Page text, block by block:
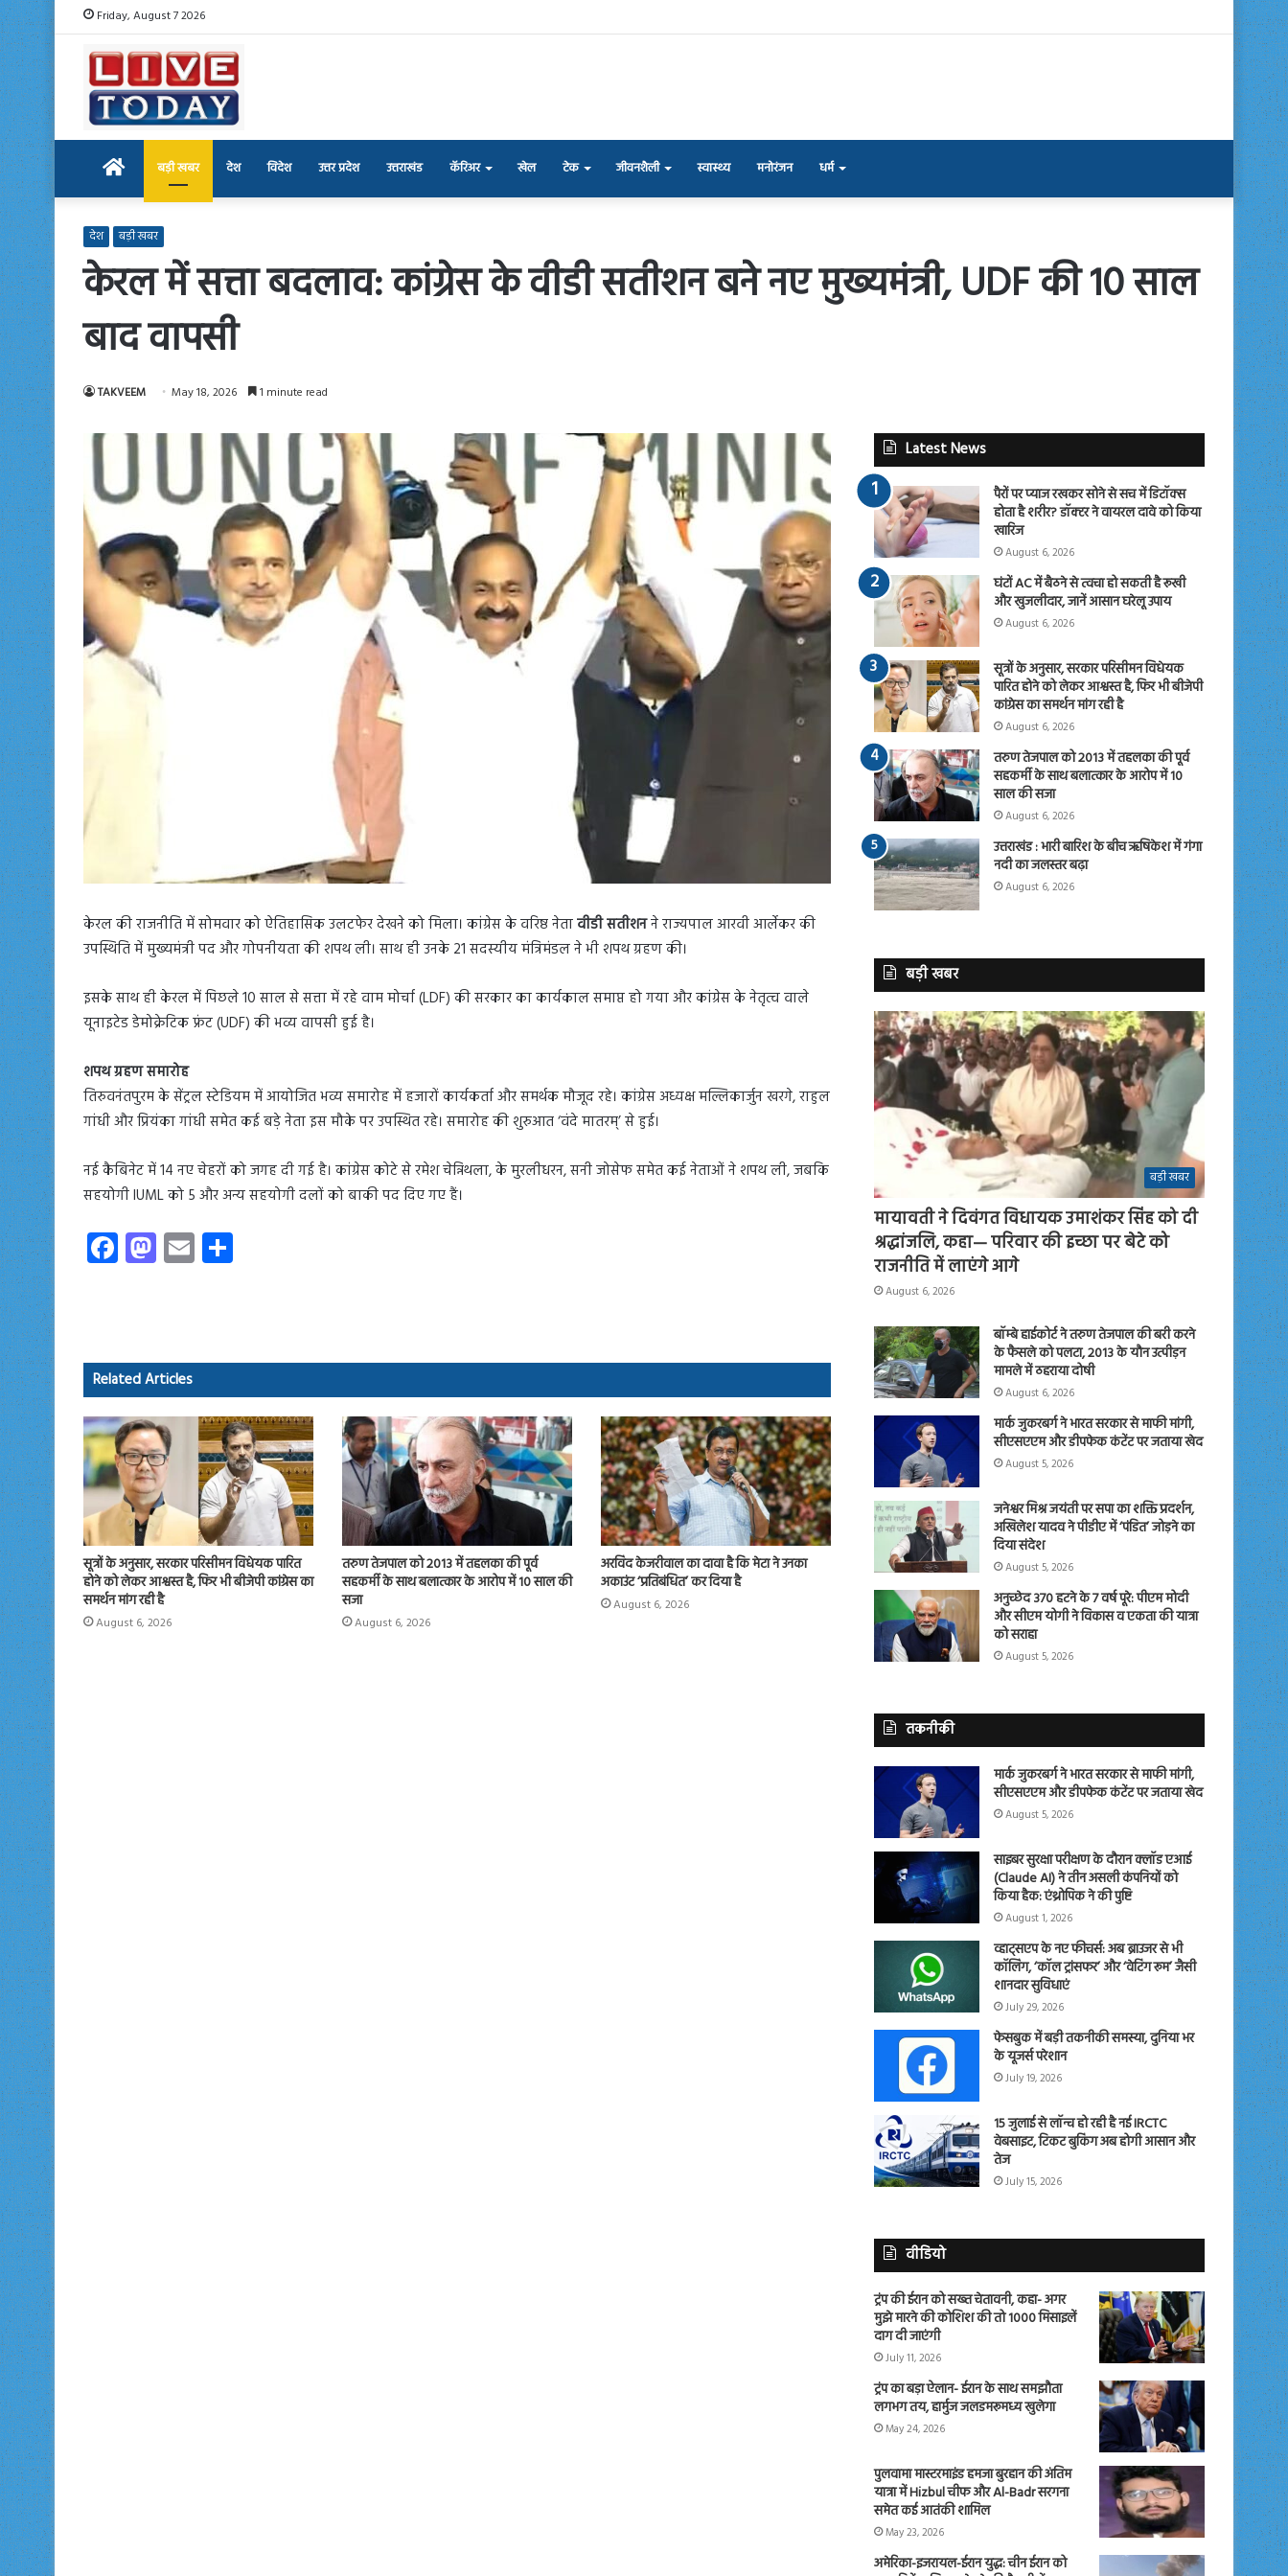
Friday, August 7 2026
Home बड़ी खबर देश विदेश उत्तर प्रदेश उत्तराखंड कॅरिअर खेल टेक जीवनशैली स्वास्थ्य मनोरंजन धर्म
देश बड़ी खबर
केरल में सत्ता बदलाव: कांग्रेस के वीडी सतीशन बने नए मुख्यमंत्री, UDF की 10 साल
बाद वापसी
TAKVEEM May 18, 2026 1 minute read
केरल की राजनीति में सोमवार को ऐतिहासिक उलटफेर देखने को मिला। कांग्रेस के वरिष्ठ नेतावीडी सतीशनने राज्यपाल आरवी आर्लेकर की
उपस्थिति में मुख्यमंत्री पद और गोपनीयता की शपथ ली। साथ ही उनके 21 सदस्यीय मंत्रिमंडल ने भी शपथ ग्रहण की।
इसके साथ ही केरल में पिछले 10 साल से सत्ता में रहे वाम मोर्चा (LDF) की सरकार का कार्यकाल समाप्त हो गया और कांग्रेस के नेतृत्व वाले
यूनाइटेड डेमोक्रेटिक फ्रंट (UDF) की भव्य वापसी हुई है।
शपथ ग्रहण समारोह
तिरुवनंतपुरम के सेंट्रल स्टेडियम में आयोजित भव्य समारोह में हजारों कार्यकर्ता और समर्थक मौजूद रहे। कांग्रेस अध्यक्ष मल्लिकार्जुन खरगे, राहुल
गांधी और प्रियंका गांधी समेत कई बड़े नेता इस मौके पर उपस्थित रहे। समारोह की शुरुआत ‘वंदे मातरम्’ से हुई।
नई कैबिनेट में 14 नए चेहरों को जगह दी गई है। कांग्रेस कोटे से रमेश चेन्निथला, के मुरलीधरन, सनी जोसेफ समेत कई नेताओं ने शपथ ली, जबकि
सहयोगी IUML को 5 और अन्य सहयोगी दलों को बाकी पद दिए गए हैं।
Fa
ce
ok
M
as
o
n
E
m
Related Articles
सूत्रों के अनुसार, सरकार परिसीमन विधेयक पारित
होने को लेकर आश्वस्त है, फिर भी बीजेपी कांग्रेस का
समर्थन मांग रही है
August 6, 2026
तरुण तेजपाल को 2013 में तहलका की पूर्व
सहकर्मी के साथ बलात्कार के आरोप में 10 साल की
सजा
August 6, 2026
अरविंद केजरीवाल का दावा है कि मेटा ने उनका
अकाउंट ‘प्रतिबंधित’ कर दिया है
August 6, 2026
Latest News
पैरों पर प्याज रखकर सोने से सच में डिटॉक्स
होता है शरीर? डॉक्टर ने वायरल दावे को किया
खारिज
August 6, 2026
घंटों AC में बैठने से त्वचा हो सकती है रूखी
और खुजलीदार, जानें आसान घरेलू उपाय
August 6, 2026
सूत्रों के अनुसार, सरकार परिसीमन विधेयक
पारित होने को लेकर आश्वस्त है, फिर भी बीजेपी
कांग्रेस का समर्थन मांग रही है
August 6, 2026
तरुण तेजपाल को 2013 में तहलका की पूर्व
सहकर्मी के साथ बलात्कार के आरोप में 10
साल की सजा
August 6, 2026
उत्तराखंड : भारी बारिश के बीच ऋषिकेश में गंगा
नदी का जलस्तर बढ़ा
August 6, 2026
बड़ी खबर
बड़ी खबर
मायावती ने दिवंगत विधायक उमाशंकर सिंह को दी
श्रद्धांजलि, कहा— परिवार की इच्छा पर बेटे को
राजनीति में लाएंगे आगे
August 6, 2026
बॉम्बे हाईकोर्ट ने तरुण तेजपाल की बरी करने
के फैसले को पलटा, 2013 के यौन उत्पीड़न
मामले में ठहराया दोषी
August 6, 2026
मार्क जुकरबर्ग ने भारत सरकार से माफी मांगी,
सीएसएएम और डीपफेक कंटेंट पर जताया खेद
August 5, 2026
जनेश्वर मिश्र जयंती पर सपा का शक्ति प्रदर्शन,
अखिलेश यादव ने पीडीए में ‘पंडित’ जोड़ने का
दिया संदेश
August 5, 2026
अनुच्छेद 370 हटने के 7 वर्ष पूरे: पीएम मोदी
और सीएम योगी ने विकास व एकता की यात्रा
को सराहा
August 5, 2026
तकनीकी
मार्क जुकरबर्ग ने भारत सरकार से माफी मांगी,
सीएसएएम और डीपफेक कंटेंट पर जताया खेद
August 5, 2026
साइबर सुरक्षा परीक्षण के दौरान क्लॉड एआई
(Claude AI) ने तीन असली कंपनियों को
किया हैक: एंथ्रोपिक ने की पुष्टि
August 1, 2026
व्हाट्सएप के नए फीचर्स: अब ब्राउजर से भी
कॉलिंग, ‘कॉल ट्रांसफर’ और ‘वेटिंग रूम’ जैसी
शानदार सुविधाएं
July 29, 2026
फेसबुक में बड़ी तकनीकी समस्या, दुनिया भर
के यूजर्स परेशान
July 19, 2026
15 जुलाई से लॉन्च हो रही है नई IRCTC
वेबसाइट, टिकट बुकिंग अब होगी आसान और
तेज
July 15, 2026
वीडियो
ट्रंप की ईरान को सख्त चेतावनी, कहा- अगर
मुझे मारने की कोशिश की तो 1000 मिसाइलें
दाग दी जाएंगी
July 11, 2026
ट्रंप का बड़ा ऐलान- ईरान के साथ समझौता
लगभग तय, हार्मुज जलडमरूमध्य खुलेगा
May 24, 2026
पुलवामा मास्टरमाइंड हमजा बुरहान की अंतिम
यात्रा में Hizbul चीफ और Al-Badr सरगना
समेत कई आतंकी शामिल
May 23, 2026
अमेरिका-इजरायल-ईरान युद्ध: चीन ईरान को